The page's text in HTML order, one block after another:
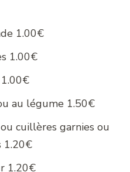
1.00€
1.00€
au légume 1.50€
cuillères garnies ou
1.20€
1.20€